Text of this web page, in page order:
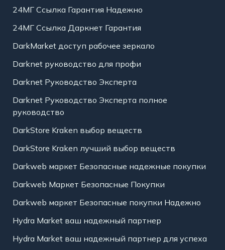
24МГ Ссылка Гарантия Надежно
24МГ Ссылка Даркнет Гарантия
DarkMarket доступ рабочее зеркало
Darknet руководство для профи
Darknet Руководство Эксперта
Darknet Руководство Эксперта полное
руководство
DarkStore Kraken выбор веществ
DarkStore Kraken лучший выбор веществ
Darkweb маркет Безопасные надежные покупки
Darkweb Маркет Безопасные Покупки
Darkweb маркет Безопасные покупки Надежно
Hydra Market ваш надежный партнер
Hydra Market ваш надежный партнер для успеха